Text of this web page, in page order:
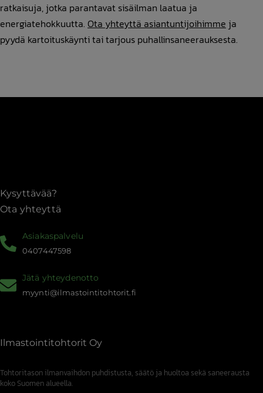
ratkaisuja, jotka parantavat sisäilman laatua ja
energiatehokkuutta. Ota yhteyttä asiantuntijoihimme ja
pyydä kartoituskäynti tai tarjous puhallinsaneerauksesta.
Kysyttävää?
Ota yhteyttä
Asiakaspalvelu
0407447598
Jätä yhteydenotto
myynti@ilmastointitohtorit.fi
Ilmastointitohtorit Oy
Tohtoritason ilmanvaihdon puhdistusta, säätö ja huoltoa sekä saneerausta
koko Suomen alueella.